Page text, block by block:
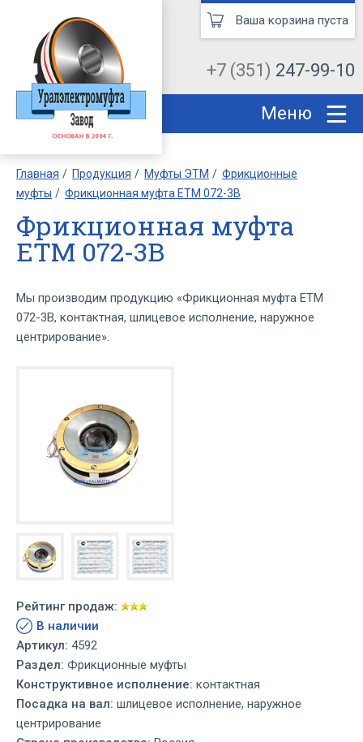
+7 (351) 247-99-10
Ваша корзина пуста
Меню
Главная Продукция Муфты ЭТМ
Фрикционные
муфты
Фрикционная муфта ЕТМ 072-3В
Фрикционная муфта
ЕТМ 072-3В
Мы производим продукцию «Фрикционная муфта ЕТМ
072-3В, контактная, шлицевое исполнение, наружное
центрирование».
Рейтинг продаж:
В наличии
Артикул: 4592
Раздел: Фрикционные муфты
Конструктивное исполнение: контактная
Посадка на вал: шлицевое исполнение, наружное
центрирование